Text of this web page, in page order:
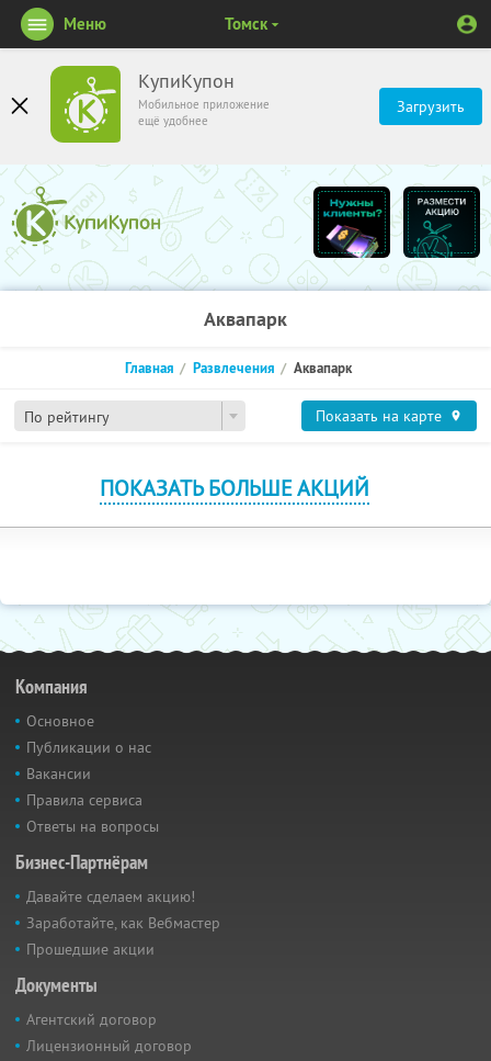
КупиКупон
Мобильное приложение
ещё удобнее
Загрузить
Меню Томск
Аквапарк
По рейтингу
Главная Развлечения Аквапарк
Показать на карте
ПОКАЗАТЬ БОЛЬШЕ АКЦИЙ
Компания
Основное
Публикации о нас
Вакансии
Правила сервиса
Ответы на вопросы
Бизнес-Партнёрам
Давайте сделаем акцию!
Заработайте, как Вебмастер
Прошедшие акции
Документы
Агентский договор
Лицензионный договор